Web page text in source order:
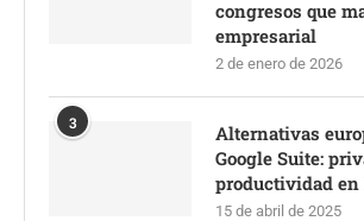
congresos que
empresarial
2 de enero de 2026
3
Alternativas
Google Suite:
productividad en
15 de abril de 2025